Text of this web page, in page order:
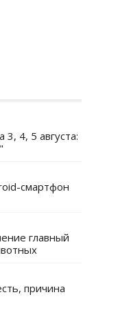
4, 5 августа:
смартфон
главный
причина